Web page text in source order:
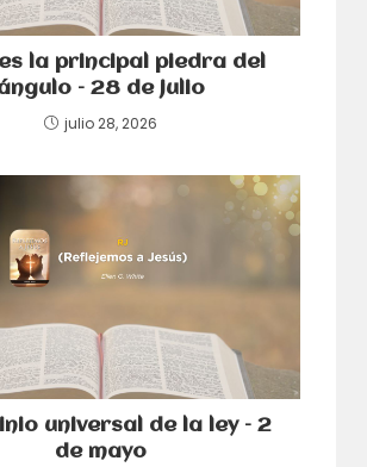
la principal piedra del
– 28 de julio
julio 28, 2026
universal de la ley – 2
de mayo